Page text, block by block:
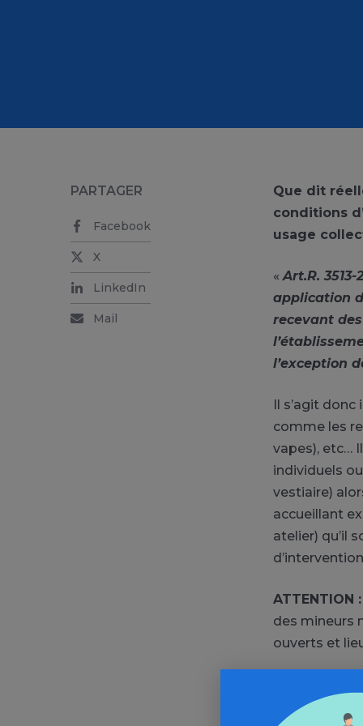
Que dit
conditions
usage
« Art.R.
application
recevant
l’exception
Il s’agit
comme les
vapes), etc…
individuels
vestiaire)
accueillant
atelier) qu’il
ATTENTION :
des mineurs
ouverts et
PARTAGER
Facebook
X
LinkedIn
Mail